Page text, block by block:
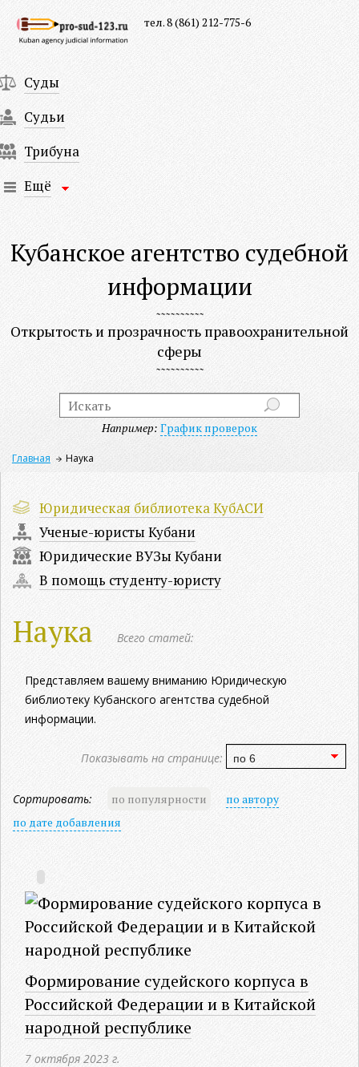
Суды
Судьи
Трибуна
Ещё
тел. 8 (861) 212-775-6
Кубанское агентство судебной
информации
Открытость и прозрачность правоохранительной
сферы
Например: График проверок
Главная Наука
Юридическая библиотека КубАСИ
Ученые-юристы Кубани
Юридические ВУЗы Кубани
В помощь студенту-юристу
Наука Всего статей:
Представляем вашему вниманию Юридическую
библиотеку Кубанского агентства судебной
информации.
Показывать на странице:
Сортировать: по популярности
по автору
по дате добавления
Формирование судейского корпуса в
Российской Федерации и в Китайской
народной республике
7 октября 2023 г.